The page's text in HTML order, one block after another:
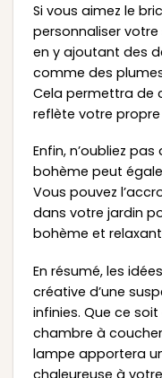
Si vous aimez le
personnaliser
en y ajoutant des
comme des
Cela permettra de
reflète votre
Enfin, n’oubliez
bohème peut
Vous pouvez
dans votre jardin
bohème et
En résumé, les
créative d’une
infinies. Que ce
chambre à
lampe apportera
chaleureuse à